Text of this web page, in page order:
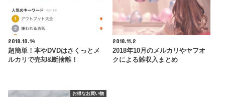
2018.10.14
超簡単！本やDVDはさくっとメ
ルカリで売却&断捨離！
2018.11.2
2018年10月のメルカリやヤフオ
クによる雑収入まとめ
お得なお買い物